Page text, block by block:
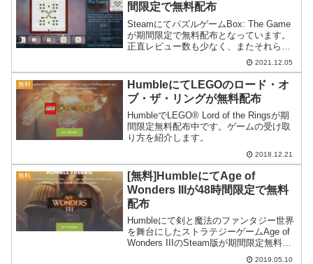
間限定で無料配布
SteamにてパズルゲームBox: The Game
が期間限定で無料配布となっています。
正直レビュー数も少なく、またそれらの
評判も良くないのですが今後の改善に期
待してもらっておくのも良いかもしれま
せん。
2021.12.05
無料
HumbleにてLEGOのロード・オ
ブ・ザ・リングが無料配布
HumbleでLEGO® Lord of the Ringsが期
間限定無料配布中です。ゲームの受け取
り方を紹介します。
2018.12.21
無料
[無料]HumbleにてAge of
Wonders IIIが48時間限定で無料
配布
Humbleにて剣と魔法のファンタジー世界
を舞台にしたストラテジーゲームAge of
Wonders IIIのSteam版が期間限定無料配
布中です。ゲームの受け取り方を紹介し
2019.05.10